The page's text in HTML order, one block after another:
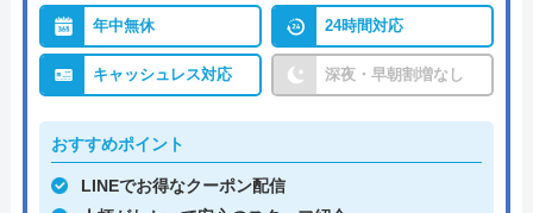
年中無休 24時間対応
キャッシュレス対応 深夜・早朝割増なし
おすすめポイント
LINEでお得なクーポン配信